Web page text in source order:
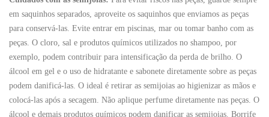
em saquinhos separados, aproveite os saquinhos que enviamos as peças
para conservá-las. Evite entrar em piscinas, mar ou tomar banho com as
peças. O cloro, sal e produtos químicos utilizados no shampoo, por
exemplo, podem contribuir para intensificação da perda de brilho. O
álcool em gel e o uso de hidratante e sabonete diretamente sobre as peças
podem danificá-las. O ideal é retirar as semijoias ao higienizar as mãos e
colocá-las após a secagem. Não aplique perfume diretamente nas peças. O
álcool e demais produtos químicos podem danificar as semijoias. Borrife